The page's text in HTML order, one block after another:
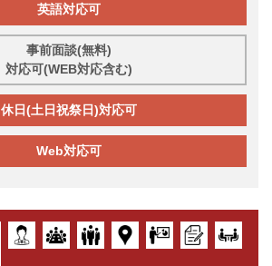
英語対応可
事前面談(無料)
対応可(WEB対応含む)
休日(土日祝祭日)対応可
Web対応可